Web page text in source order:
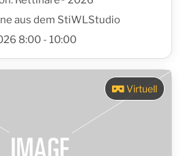
aus dem StiWLStudio
8:00 - 10:00
Virtuell